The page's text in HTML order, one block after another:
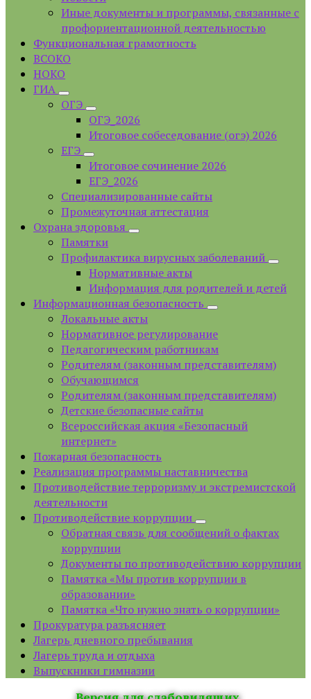
Иные документы и программы, связанные с
профориентационной деятельностью
Функциональная грамотность
ВСОКО
НОКО
ГИА
ОГЭ
ОГЭ_2026
Итоговое собеседование (огэ) 2026
ЕГЭ
Итоговое сочинение 2026
ЕГЭ_2026
Специализированные сайты
Промежуточная аттестация
Охрана здоровья
Памятки
Профилактика вирусных заболеваний
Нормативные акты
Информация для родителей и детей
Информационная безопасность
Локальные акты
Нормативное регулирование
Педагогическим работникам
Родителям (законным представителям)
Обучающимся
Родителям (законным представителям)
Детские безопасные сайты
Всероссийская акция «Безопасный
интернет»
Пожарная безопасность
Реализация программы наставничества
Противодействие терроризму и экстремистской
деятельности
Противодействие коррупции
Обратная связь для сообщений о фактах
коррупции
Документы по противодействию коррупции
Памятка «Мы против коррупции в
образовании»
Памятка «Что нужно знать о коррупции»
Прокуратура разъясняет
Лагерь дневного пребывания
Лагерь труда и отдыха
Выпускники гимназии